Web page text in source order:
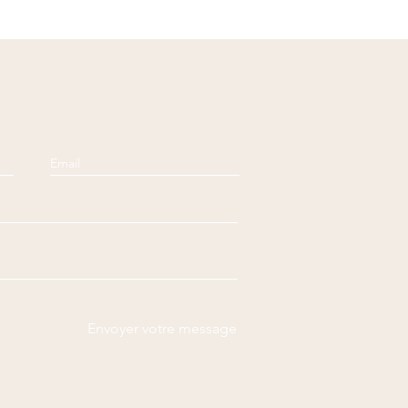
Envoyer votre message